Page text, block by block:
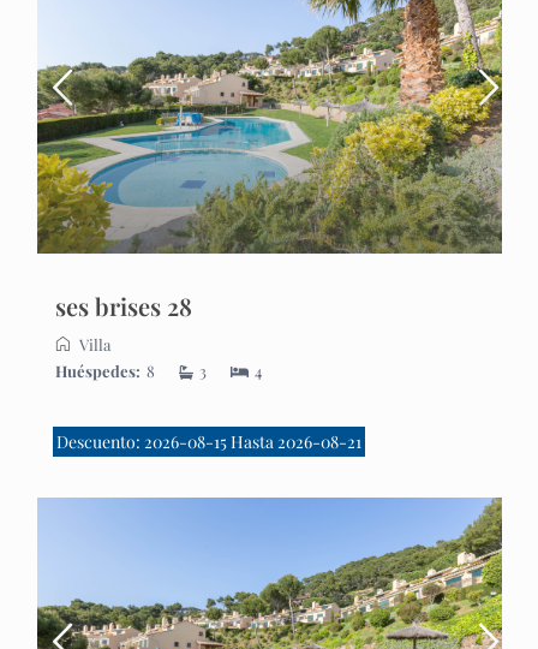
ses brises 28
Villa
Huéspedes: 8 3 4
Descuento: 2026-08-15 Hasta 2026-08-21